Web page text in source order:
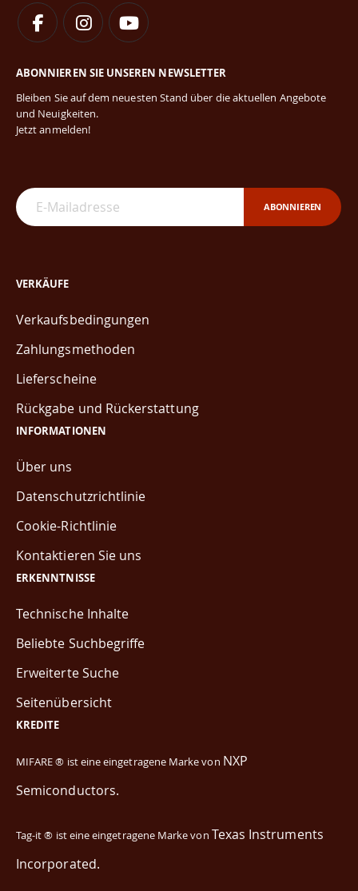
ABONNIEREN SIE UNSEREN NEWSLETTER
Bleiben Sie auf dem neuesten Stand über die aktuellen Angebote
und Neuigkeiten.
Jetzt anmelden!
ABONNIEREN
VERKÄUFE
Verkaufsbedingungen
Zahlungsmethoden
Lieferscheine
Rückgabe und Rückerstattung
INFORMATIONEN
Über uns
Datenschutzrichtlinie
Cookie-Richtlinie
Kontaktieren Sie uns
ERKENNTNISSE
Technische Inhalte
Beliebte Suchbegriffe
Erweiterte Suche
Seitenübersicht
KREDITE
MIFARE ® ist eine eingetragene Marke von NXP
Semiconductors.
Tag-it ® ist eine eingetragene Marke von Texas Instruments
Incorporated.